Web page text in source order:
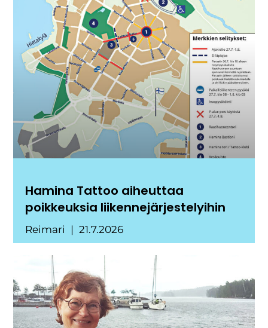
Hamina Tattoo aiheuttaa
poikkeuksia liikennejärjestelyihin
Reimari 21.7.2026